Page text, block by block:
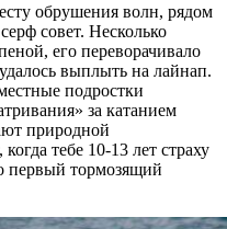
обрушения волн, рядом
совет. Несколько
его переворачивало
выплыть на лайнап.
подростки
за катанием
природной
тебе 10-13 лет страху
первый тормозящий